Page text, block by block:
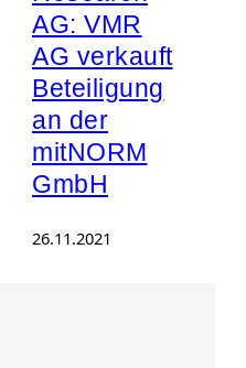
AG: VMR
AG verkauft
Beteiligung
an der
mitNORM
GmbH
26.11.2021